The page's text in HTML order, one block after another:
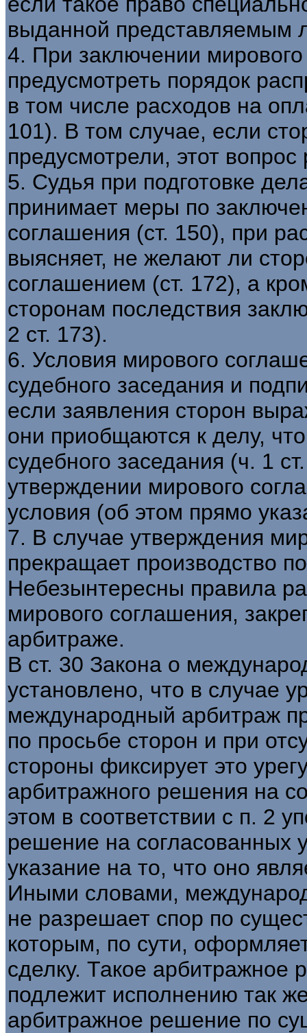
выданной представляемым
4. При заключении
предусмотреть порядок
в том числе расходов на
101). В том случае, если
предусмотрели, этот
5. Судья при подготовке
принимает меры по
соглашения (ст. 150), при
выясняет, не желают ли
соглашением (ст. 172), а
сторонам последствия
2 ст. 173).
6. Условия мирового
судебного заседания и
если заявления сторон
они приобщаются к делу,
судебного заседания (ч. 1
утверждении мирового
условия (об этом прямо
7. В случае утверждения
прекращает производство
Небезынтересны правила
мирового соглашения,
арбитраже.
В ст. 30 Закона о
установлено, что в случае
международный арбитраж
по просьбе сторон и при
стороны фиксирует это
арбитражного решения на
этом в соответствии с п. 2
решение на согласованных
указание на то, что оно
Иными словами,
не разрешает спор по
которым, по сути,
сделку. Такое арбитражное
подлежит исполнению так
арбитражное решение по